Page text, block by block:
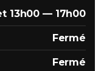
13h00 — 17h00
Fermé
Fermé